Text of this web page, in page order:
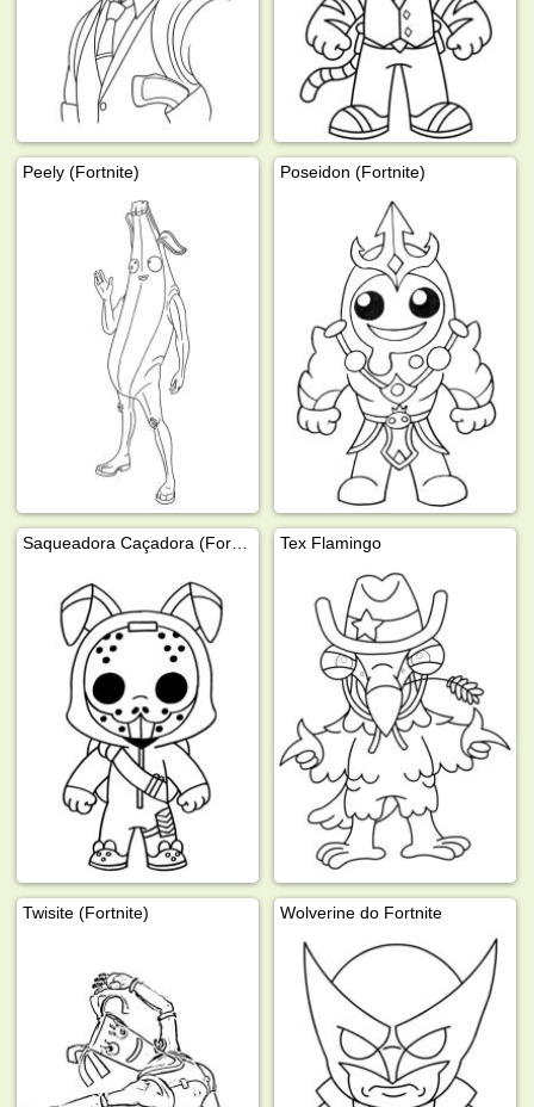
Peely (Fortnite) Poseidon (Fortnite)
Tex Flamingo
Twisite (Fortnite) Wolverine do Fortnite